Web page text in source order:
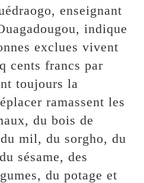
enseignant
indique
exclues vivent
cents francs par
toujours la
ramassent les
du bois de
mil, du sorgho, du
sésame, des
du potage et